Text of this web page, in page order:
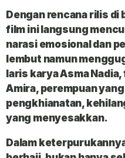
Dengan rencana rilis di
film ini langsung
narasi emosional dan
lembut namun
laris karya Asma
Amira, perempuan
pengkhianatan,
yang menyesakkan.
Dalam